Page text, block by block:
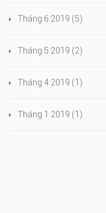
Tháng 6 2019 (5)
Tháng 5 2019 (2)
Tháng 4 2019 (1)
Tháng 1 2019 (1)